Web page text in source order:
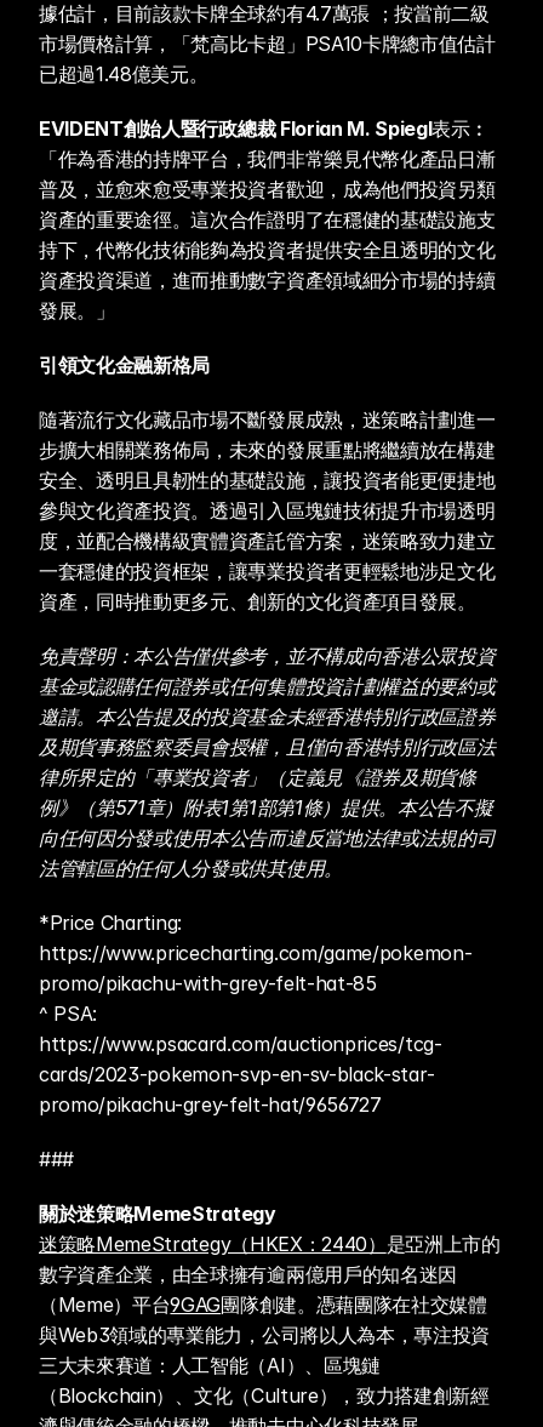
據估計，目前該款卡牌全球約有4.7萬張 ；按當前二級
市場價格計算，「梵高比卡超」PSA10卡牌總市值估計
已超過1.48億美元。
EVIDENT創始人暨行政總裁 Florian M. Spiegl表示︰
「作為香港的持牌平台，我們非常樂見代幣化產品日漸
普及，並愈來愈受專業投資者歡迎，成為他們投資另類
資產的重要途徑。這次合作證明了在穩健的基礎設施支
持下，代幣化技術能夠為投資者提供安全且透明的文化
資產投資渠道，進而推動數字資產領域細分市場的持續
發展。」
引領文化金融新格局
隨著流行文化藏品市場不斷發展成熟，迷策略計劃進一
步擴大相關業務佈局，未來的發展重點將繼續放在構建
安全、透明且具韌性的基礎設施，讓投資者能更便捷地
參與文化資產投資。透過引入區塊鏈技術提升市場透明
度，並配合機構級實體資產託管方案，迷策略致力建立
一套穩健的投資框架，讓專業投資者更輕鬆地涉足文化
資產，同時推動更多元、創新的文化資產項目發展。
免責聲明：本公告僅供參考，並不構成向香港公眾投資
基金或認購任何證券或任何集體投資計劃權益的要約或
邀請。本公告提及的投資基金未經香港特別行政區證券
及期貨事務監察委員會授權，且僅向香港特別行政區法
律所界定的「專業投資者」（定義見《證券及期貨條
例》（第571章）附表1第1部第1條）提供。本公告不擬
向任何因分發或使用本公告而違反當地法律或法規的司
法管轄區的任何人分發或供其使用。
*Price Charting:
https://www.pricecharting.com/game/pokemon-
promo/pikachu-with-grey-felt-hat-85
^ PSA:
https://www.psacard.com/auctionprices/tcg-
cards/2023-pokemon-svp-en-sv-black-star-
promo/pikachu-grey-felt-hat/9656727
###
關於迷策略MemeStrategy
迷策略MemeStrategy（HKEX：2440） 是亞洲上市的
數字資產企業，由全球擁有逾兩億用戶的知名迷因
（Meme）平台9GAG團隊創建。憑藉團隊在社交媒體
與Web3領域的專業能力，公司將以人為本，專注投資
三大未來賽道：人工智能（AI）、區塊鏈
（Blockchain）、文化（Culture），致力搭建創新經